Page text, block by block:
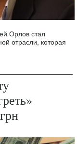
Орлов стал
отрасли, которая